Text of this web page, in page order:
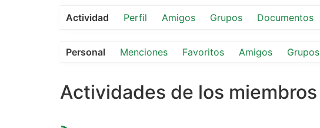
Actividad Perfil Amigos Grupos Documentos
Personal Menciones Favoritos Amigos Grupos
Actividades de los miembros